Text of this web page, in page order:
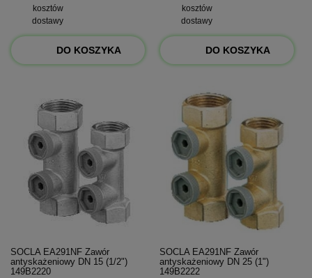
kosztów
dostawy
DO KOSZYKA
kosztów
dostawy
DO KOSZYKA
SOCLA EA291NF Zawór
antyskażeniowy DN 15 (1/2")
149B2220
SOCLA EA291NF Zawór
antyskażeniowy DN 25 (1")
149B2222